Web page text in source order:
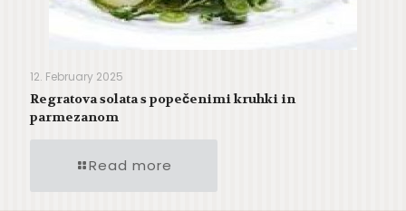
12. February 2025
Regratova solata s popečenimi kruhki in
parmezanom
Read more